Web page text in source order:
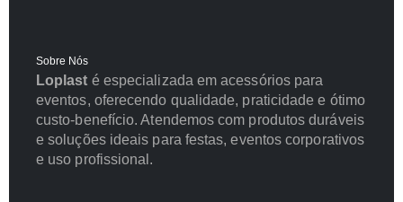
Sobre Nós
Loplast é especializada em acessórios para
eventos, oferecendo qualidade, praticidade e ótimo
custo-benefício. Atendemos com produtos duráveis
e soluções ideais para festas, eventos corporativos
e uso profissional.